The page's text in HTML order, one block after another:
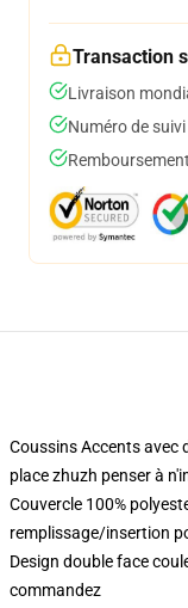
Transaction
Livraison
Numéro de
Coussins Accents
place zhuzh penser à
Couvercle 100%
remplissage/insertion
Design double face
commandez